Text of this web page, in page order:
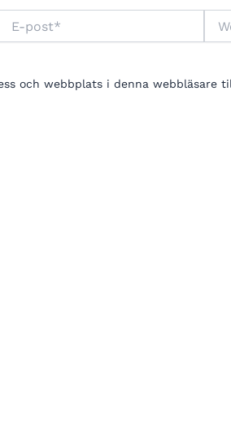
post*
och webbplats i denna webbläsare